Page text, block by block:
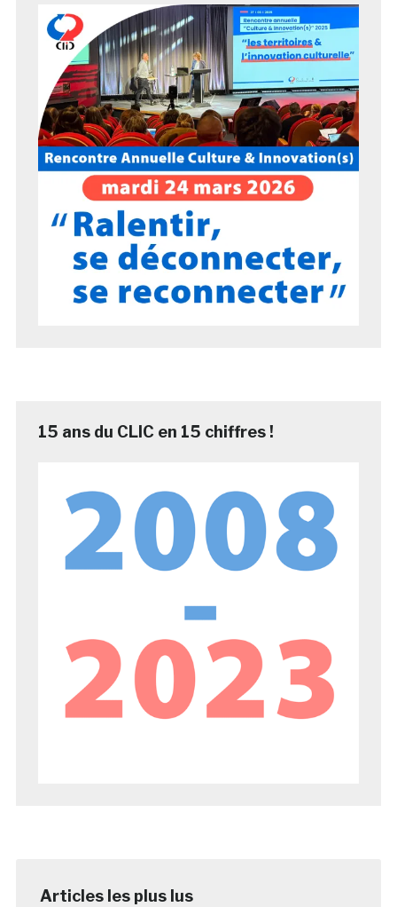
15 ans du CLIC en 15 chiffres !